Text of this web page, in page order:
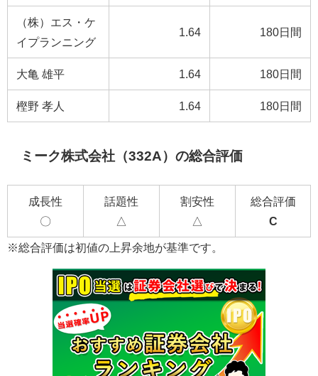
（株）エス・ケ
イプランニング
1.64 180日間
大亀 雄平 1.64 180日間
樫野 孝人 1.64 180日間
ミーク株式会社（332A）の総合評価
成長性
〇
話題性
△
割安性
△
総合評価
C
※総合評価は初値の上昇余地が基準です。